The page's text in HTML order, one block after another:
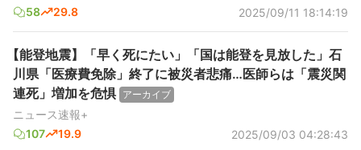
58
29.8 2025/09/11 18:14:19
【能登地震】「早く死にたい」「国は能登を見放した」石
川県「医療費免除」終了に被災者悲痛…医師らは「震災関
連死」増加を危惧 アーカイブ
ニュース速報+
107
19.9 2025/09/03 04:28:43